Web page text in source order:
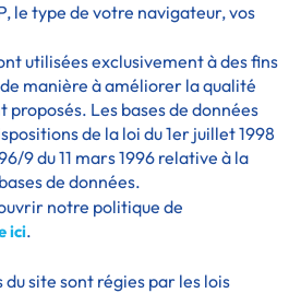
le type de votre navigateur, vos
utilisées exclusivement à des fins
manière à améliorer la qualité
proposés. Les bases de données
de la loi du 1er juillet 1998
9 du 11 mars 1996 relative à la
de données.
notre politique de
ici.
site sont régies par les lois